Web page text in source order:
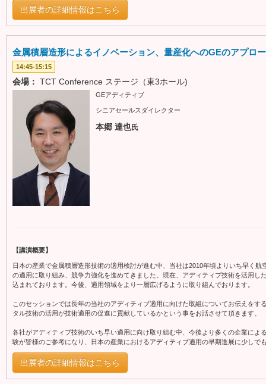
出展者の詳細情報はこちら
金属積層造形によるイノベーション、量産化へのGEのアプロ
14:45-15:15
会場： TCT Conference ステージ（東3ホール)
GEアディティブ
シニアセールスダイレクター
本郷 達也氏
【講演概要】
日本の産業で金属積層造形技術の適用検討が進む中、当社は2010年頃よりいち早く
の適用に取り組み、競争力強化を進めてきました。現在、アディティブ技術を活用し
込まれております。今後、適用領域をより一層広げるように取り組んでおります。
このセッションでは長年の当社のアディティブ適用に向けた取組についてお伝えをす
タル技術の活用が技術適用の促進に貢献しているかという事をお話させて頂きます。
各社がアディティブ技術のいち早い適用に向け取り組む中、今後より多くの企業によ
験が皆様のご参考になり、日本の産業におけるアディティブ適用の早期進展に少しで
出展者の詳細情報はこちら